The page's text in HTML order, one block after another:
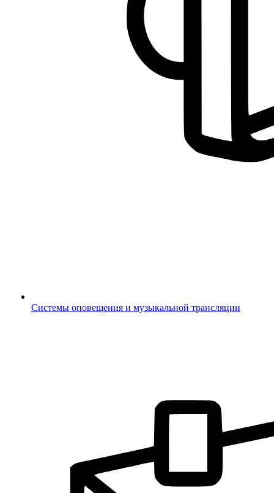
Системы оповещения и музыкальной трансляции